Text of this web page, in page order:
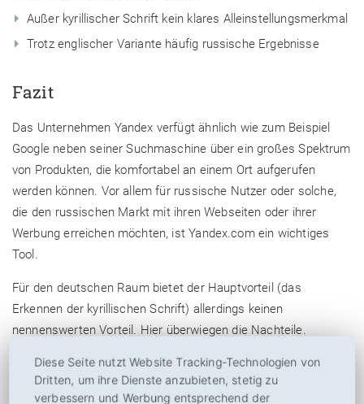
Außer kyrillischer Schrift kein klares Alleinstellungsmerkmal
Trotz englischer Variante häufig russische Ergebnisse
Fazit
Das Unternehmen Yandex verfügt ähnlich wie zum Beispiel
Google neben seiner Suchmaschine über ein großes Spektrum
von Produkten, die komfortabel an einem Ort aufgerufen
werden können. Vor allem für russische Nutzer oder solche,
die den russischen Markt mit ihren Webseiten oder ihrer
Werbung erreichen möchten, ist Yandex.com ein wichtiges
Tool.
Für den deutschen Raum bietet der Hauptvorteil (das
Erkennen der kyrillischen Schrift) allerdings keinen
nennenswerten Vorteil. Hier überwiegen die Nachteile.
Zu Yandex.com
Diese Seite nutzt Website Tracking-Technologien von
Dritten, um ihre Dienste anzubieten, stetig zu
verbessern und Werbung entsprechend der